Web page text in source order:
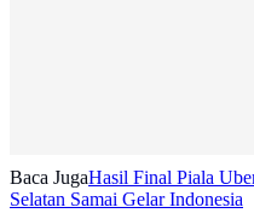
Baca JugaHasil Final Piala
Selatan Samai Gelar Indonesia